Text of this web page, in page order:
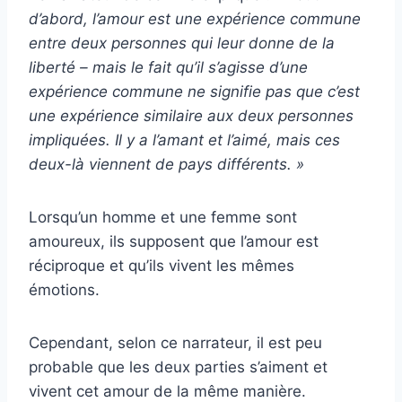
d’abord, l’amour est une expérience commune
entre deux personnes qui leur donne de la
liberté – mais le fait qu’il s’agisse d’une
expérience commune ne signifie pas que c’est
une expérience similaire aux deux personnes
impliquées. Il y a l’amant et l’aimé, mais ces
deux-là viennent de pays différents. »
Lorsqu’un homme et une femme sont
amoureux, ils supposent que l’amour est
réciproque et qu’ils vivent les mêmes
émotions.
Cependant, selon ce narrateur, il est peu
probable que les deux parties s’aiment et
vivent cet amour de la même manière.